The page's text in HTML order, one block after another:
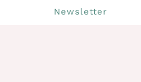
Newsletter